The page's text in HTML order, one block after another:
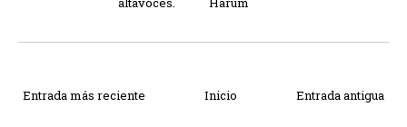
Entrada más reciente Entrada antigua
Inicio